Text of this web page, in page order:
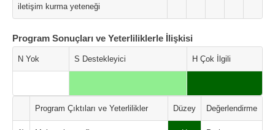
iletişim kurma yeteneği
Program Sonuçları ve Yeterliliklerle İlişkisi
N Yok S Destekleyici H Çok İlgili
Program Çıktıları ve Yeterlilikler Düzey Değerlendirme